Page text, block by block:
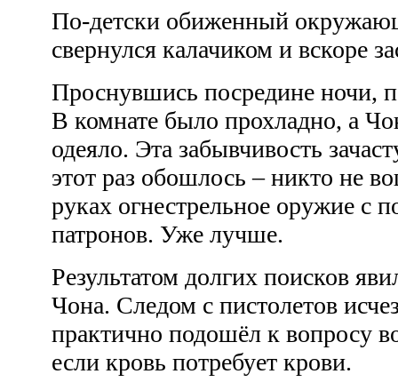
По-детски обиженный
свернулся калачиком и вскоре
Проснувшись посредине ночи,
В комнате было прохладно, а
одеяло. Эта забывчивость
этот раз обошлось – никто не
руках огнестрельное оружие с
патронов. Уже лучше.
Результатом долгих поисков
Чона. Следом с пистолетов
практично подошёл к вопросу
если кровь потребует крови.